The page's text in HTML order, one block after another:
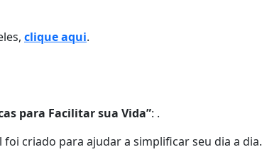
clique aqui.
para Facilitar sua Vida”: .
foi criado para ajudar a simplificar seu dia a dia.